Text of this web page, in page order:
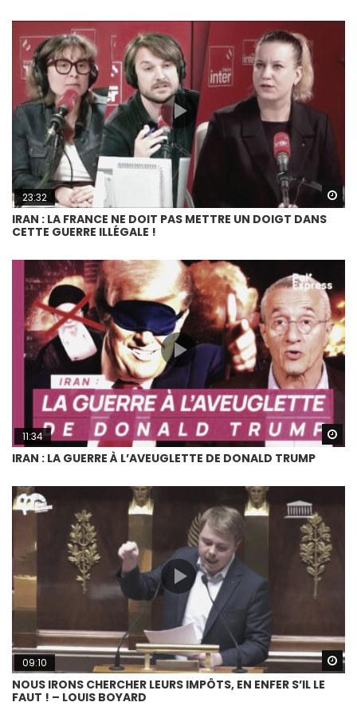
23:32
IRAN : LA FRANCE NE DOIT PAS METTRE UN DOIGT DANS
CETTE GUERRE ILLÉGALE !
11:34
IRAN : LA GUERRE À L’AVEUGLETTE DE DONALD TRUMP
09:10
NOUS IRONS CHERCHER LEURS IMPÔTS, EN ENFER S’IL LE
FAUT ! – LOUIS BOYARD